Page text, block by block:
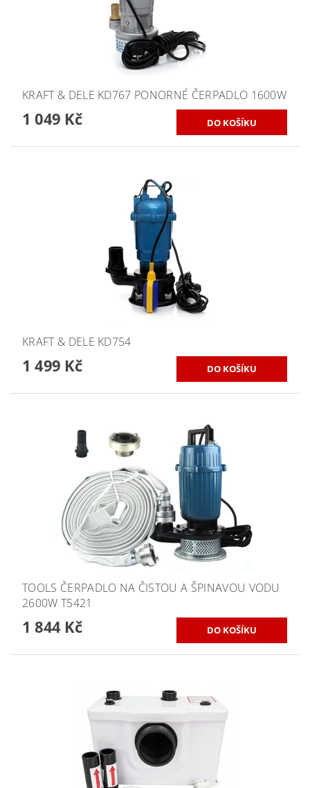
KRAFT & DELE KD767 PONORNÉ ČERPADLO 1600W
1 049 Kč
KRAFT & DELE KD754
1 499 Kč
TOOLS ČERPADLO NA ČISTOU A ŠPINAVOU VODU
2600W T5421
1 844 Kč